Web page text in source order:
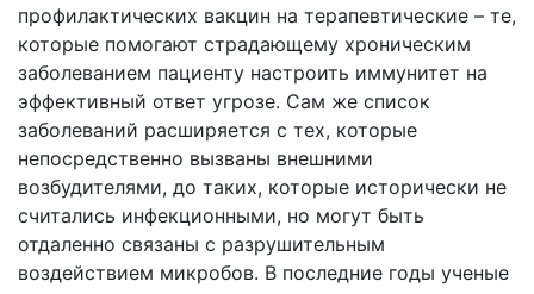
профилактических вакцин на терапевтические – те,
которые помогают страдающему хроническим
заболеванием пациенту настроить иммунитет на
эффективный ответ угрозе. Сам же список
заболеваний расширяется с тех, которые
непосредственно вызваны внешними
возбудителями, до таких, которые исторически не
считались инфекционными, но могут быть
отдаленно связаны с разрушительным
воздействием микробов. В последние годы ученые